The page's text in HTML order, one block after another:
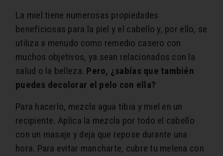
La miel tiene numerosas propiedades
beneficiosas para la piel y el cabello y, por ello, se
utiliza a menudo como remedio casero con
muchos objetivos, ya sean relacionados con la
salud o la belleza. Pero, ¿sabías que también
puedes decolorar el pelo con ella?
Para hacerlo, mezcla agua tibia y miel en un
recipiente. Aplica la mezcla por todo el cabello
con un masaje y deja que repose durante una
hora. Para evitar mancharte, cubre tu melena con